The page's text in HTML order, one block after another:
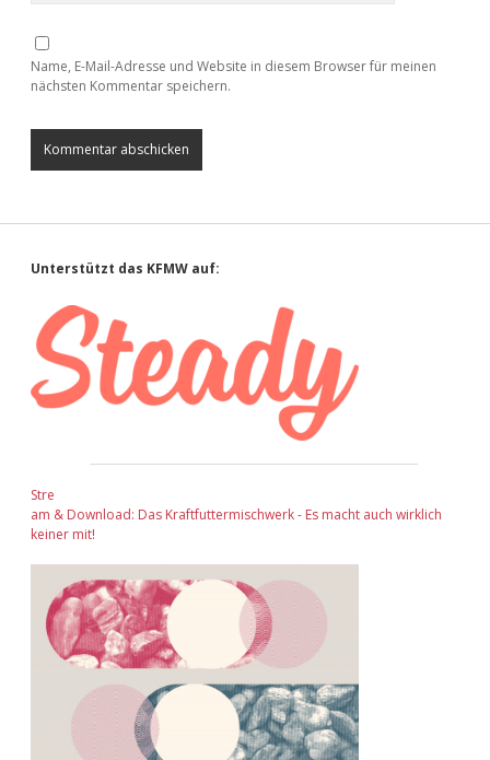
Name, E-Mail-Adresse und Website in diesem Browser für meinen
nächsten Kommentar speichern.
Sidebar
Unterstützt das KFMW auf:
Stre
am & Download: Das Kraftfuttermischwerk - Es macht auch wirklich
keiner mit!